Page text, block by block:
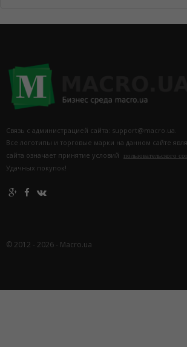
Связь с администрацией сайта: support@macro.ua.
Все логотипы и торговые марки на данном сайте
сайта означает принятие условий
пользовательского
Удачных покупок!
© 2012 - 2026 - Macro.ua